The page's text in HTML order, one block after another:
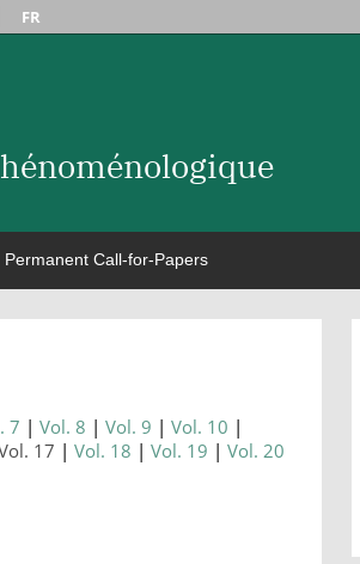
FR
Permanent Call-for-Papers
7 Vol. 8 Vol. 9
Vol. 10
17 Vol. 18 Vol. 19
Vol. 20